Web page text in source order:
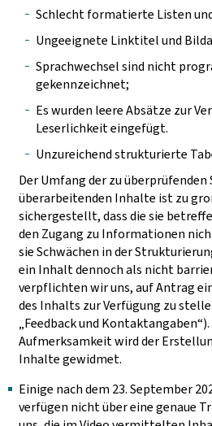
Schlecht formatierte Listen
Ungeeignete Linktitel und
Sprachwechsel sind nicht
gekennzeichnet;
Es wurden leere Absätze zur
Leserlichkeit eingefügt.
Unzureichend strukturierte
Der Umfang der zu überprüfenden
überarbeitenden Inhalte ist zu
sichergestellt, dass die sie
den Zugang zu Informationen
sie Schwächen in der
ein Inhalt dennoch als nicht
verpflichten wir uns, auf Antrag
des Inhalts zur Verfügung zu
„Feedback und
Aufmerksamkeit wird der
Inhalte gewidmet.
Einige nach dem 23. September
verfügen nicht über eine genaue